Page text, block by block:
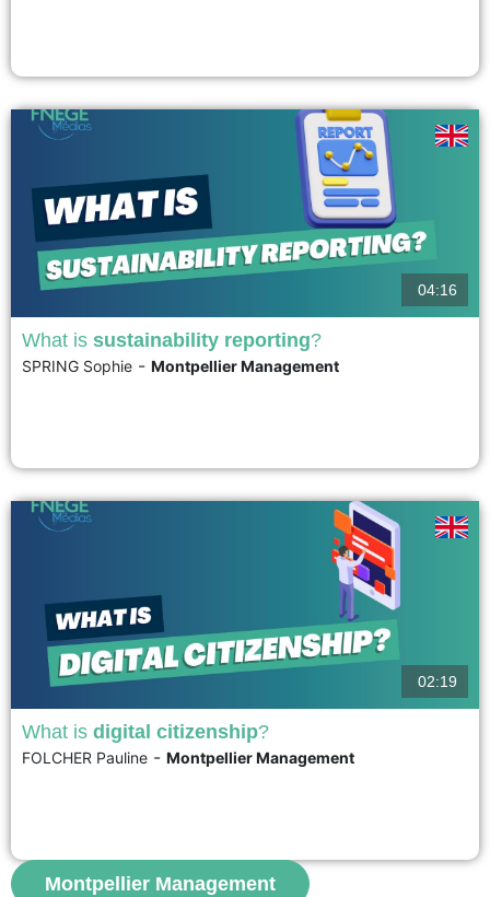
voir
Sustainability, or societal, reporting encompasses the environmental and
voir
04:16
What is sustainability reporting?
SPRING Sophie - Montpellier Management
The concept of citizenship is complex, multidimensional, and can be
02:19
What is digital citizenship?
FOLCHER Pauline - Montpellier Management
Montpellier Management